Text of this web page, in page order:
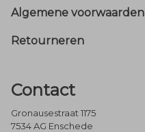
Footer
Algemene voorwaarden
Retourneren
Contact
Gronausestraat 1175
7534 AG Enschede